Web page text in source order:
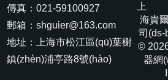
傳真：021-59100927
郵箱：shguier@163.com
地址：上海市松江區(qū)葉榭
鎮(zhèn)浦亭路8號(hào)
上
海貴
司(ds-
©
器網